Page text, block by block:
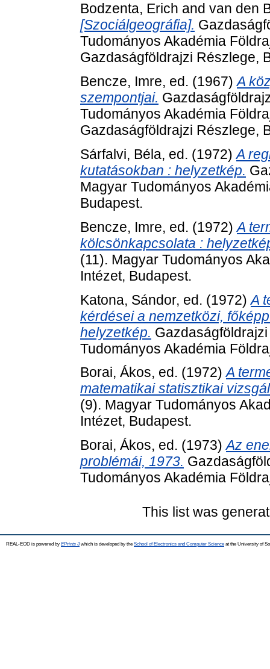
Bodzenta, Erich and van den
[Szociálgeográfia].
Tudományos Akadémia
Gazdaságföldrajzi Részlege,
Bencze, Imre, ed. (1967)A
szempontjai.
Tudományos Akadémia
Gazdaságföldrajzi Részlege,
Sárfalvi, Béla, ed. (1972)A
kutatásokban : helyzetkép.
Magyar Tudományos
Budapest.
Bencze, Imre, ed. (1972)A
kölcsönkapcsolata :
(11). Magyar Tudományos
Intézet, Budapest.
Katona, Sándor, ed. (1972)A
kérdései a nemzetközi,
helyzetkép.
Tudományos Akadémia
Borai, Ákos, ed. (1972)A
matematikai statisztikai
(9). Magyar Tudományos
Intézet, Budapest.
Borai, Ákos, ed. (1973)Az
problémái, 1973.
Tudományos Akadémia
This list was
REAL-EOD is powered by EPrints 3which is developed by the School of Electronics and Computer Science at the University of